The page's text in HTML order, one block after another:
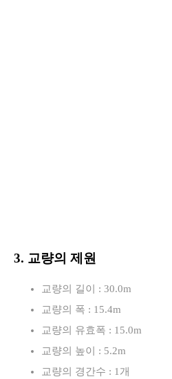
3. 교량의 제원
교량의 길이 : 30.0m
교량의 폭 : 15.4m
교량의 유효폭 : 15.0m
교량의 높이 : 5.2m
교량의 경간수 : 1개